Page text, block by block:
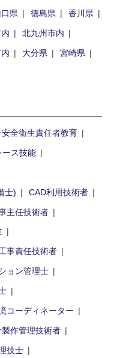
県 徳島県
香川県
北九州市内
大分県
宮崎県
安全衛生責任者教育
ース技能
士)
CAD利用技術者
主任技術者
事責任技術者
ョン管理士
コーディネーター
作管理技術者
技士